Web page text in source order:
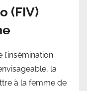
(FIV)
la
à la femme de